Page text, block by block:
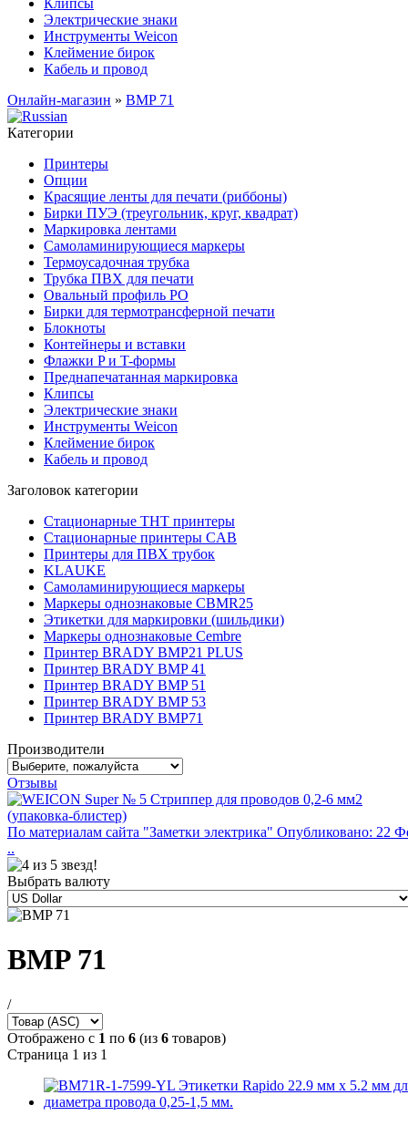
Клипсы
Электрические знаки
Инструменты Weicon
Клеймение бирок
Кабель и провод
Онлайн-магазин » BMP 71
Категории
Принтеры
Опции
Красящие ленты для печати (риббоны)
Бирки ПУЭ (треугольник, круг, квадрат)
Маркировка лентами
Самоламинирующиеся маркеры
Термоусадочная трубка
Трубка ПВХ для печати
Овальный профиль PO
Бирки для термотрансферной печати
Блокноты
Контейнеры и вставки
Флажки P и T-формы
Преднапечатанная маркировка
Клипсы
Электрические знаки
Инструменты Weicon
Клеймение бирок
Кабель и провод
Заголовок категории
Стационарные THT принтеры
Стационарные принтеры CAB
Принтеры для ПВХ трубок
KLAUKE
Самоламинирующиеся маркеры
Маркеры однознаковые CBMR25
Этикетки для маркировки (шильдики)
Маркеры однознаковые Cembre
Принтер BRADY BMP21 PLUS
Принтер BRADY BMP 41
Принтер BRADY BMP 51
Принтер BRADY BMP 53
Принтер BRADY BMP71
Производители
Отзывы
По материалам сайта "Заметки электрика" Опубликовано: 22
..
Выбрать валюту
BMP 71
/
Отображено с 1 по 6 (из 6 товаров)
Страница 1 из 1